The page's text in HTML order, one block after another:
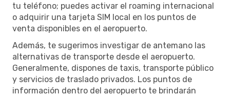
tu teléfono; puedes activar el roaming internacional
o adquirir una tarjeta SIM local en los puntos de
venta disponibles en el aeropuerto.
Además, te sugerimos investigar de antemano las
alternativas de transporte desde el aeropuerto.
Generalmente, dispones de taxis, transporte público
y servicios de traslado privados. Los puntos de
información dentro del aeropuerto te brindarán